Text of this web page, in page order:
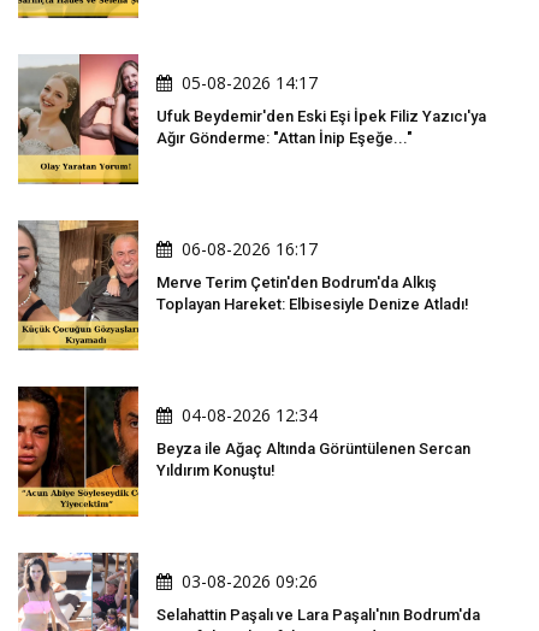
05-08-2026 14:17
Ufuk Beydemir'den Eski Eşi İpek Filiz Yazıcı'ya
Ağır Gönderme: "Attan İnip Eşeğe..."
06-08-2026 16:17
Merve Terim Çetin'den Bodrum'da Alkış
Toplayan Hareket: Elbisesiyle Denize Atladı!
04-08-2026 12:34
Beyza ile Ağaç Altında Görüntülenen Sercan
Yıldırım Konuştu!
03-08-2026 09:26
Selahattin Paşalı ve Lara Paşalı'nın Bodrum'da